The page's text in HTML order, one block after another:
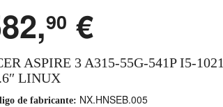
90 €
ASPIRE 3 A315-55G-541P I5-
LINUX
de fabricante: NX.HNSEB.005